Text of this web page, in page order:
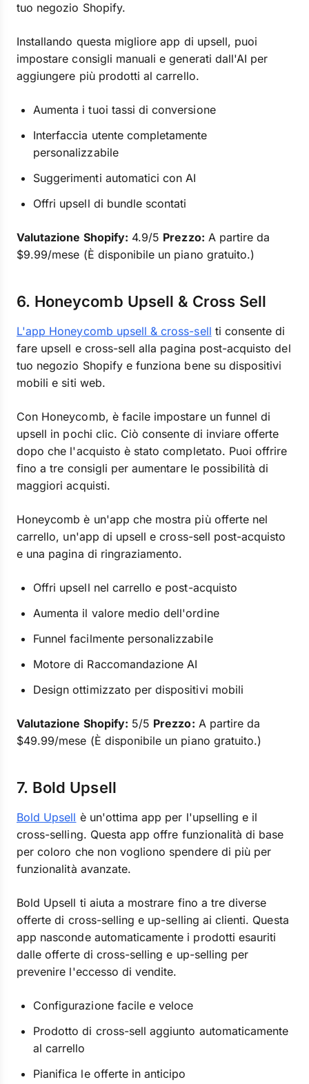
tuo negozio Shopify.
Installando questa migliore app di upsell, puoi
impostare consigli manuali e generati dall'AI per
aggiungere più prodotti al carrello.
Aumenta i tuoi tassi di conversione
Interfaccia utente completamente
personalizzabile
Suggerimenti automatici con AI
Offri upsell di bundle scontati
Valutazione Shopify: 4.9/5 Prezzo: A partire da
$9.99/mese (È disponibile un piano gratuito.)
6. Honeycomb Upsell & Cross Sell
L'app Honeycomb upsell & cross-sell ti consente di
fare upsell e cross-sell alla pagina post-acquisto del
tuo negozio Shopify e funziona bene su dispositivi
mobili e siti web.
Con Honeycomb, è facile impostare un funnel di
upsell in pochi clic. Ciò consente di inviare offerte
dopo che l'acquisto è stato completato. Puoi offrire
fino a tre consigli per aumentare le possibilità di
maggiori acquisti.
Honeycomb è un'app che mostra più offerte nel
carrello, un'app di upsell e cross-sell post-acquisto
e una pagina di ringraziamento.
Offri upsell nel carrello e post-acquisto
Aumenta il valore medio dell'ordine
Funnel facilmente personalizzabile
Motore di Raccomandazione AI
Design ottimizzato per dispositivi mobili
Valutazione Shopify: 5/5 Prezzo: A partire da
$49.99/mese (È disponibile un piano gratuito.)
7. Bold Upsell
Bold Upsell è un'ottima app per l'upselling e il
cross-selling. Questa app offre funzionalità di base
per coloro che non vogliono spendere di più per
funzionalità avanzate.
Bold Upsell ti aiuta a mostrare fino a tre diverse
offerte di cross-selling e up-selling ai clienti. Questa
app nasconde automaticamente i prodotti esauriti
dalle offerte di cross-selling e up-selling per
prevenire l'eccesso di vendite.
Configurazione facile e veloce
Prodotto di cross-sell aggiunto automaticamente
al carrello
Pianifica le offerte in anticipo